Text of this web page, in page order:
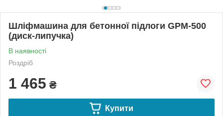
Шліфмашина для бетонної підлоги GPM-500
(диск-липучка)
В наявності
Роздріб
1 465 ₴
Купити